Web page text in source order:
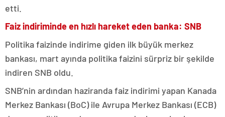
etti.
Faiz indiriminde en hızlı hareket eden banka: SNB
Politika faizinde indirime giden ilk büyük merkez
bankası, mart ayında politika faizini sürpriz bir şekilde
indiren SNB oldu.
SNB’nin ardından haziranda faiz indirimi yapan Kanada
Merkez Bankası (BoC) ile Avrupa Merkez Bankası (ECB)